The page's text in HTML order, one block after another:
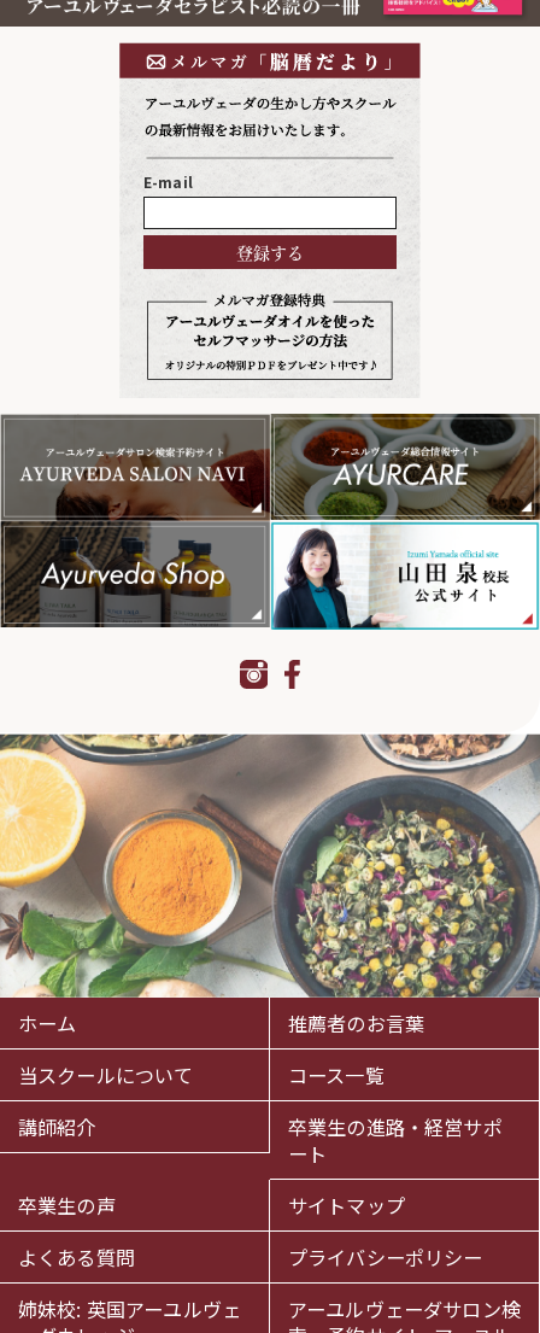
E-mail
ホーム
推薦者のお言葉
当スクールについて
コース一覧
講師紹介
卒業生の進路・経営サポ
ート
卒業生の声
サイトマップ
よくある質問
プライバシーポリシー
姉妹校: 英国アーユルヴェ
アーユルヴェーダサロン検